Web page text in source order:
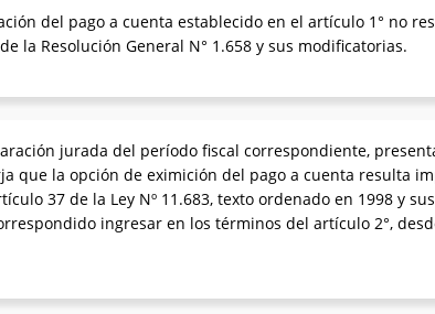
del pago a cuenta establecido en el artículo 1° no
la Resolución General N° 1.658 y sus modificatorias.
jurada del período fiscal correspondiente,
que la opción de eximición del pago a cuenta resulta
37 de la Ley Nº 11.683, texto ordenado en 1998 y
ingresar en los términos del artículo 2°,